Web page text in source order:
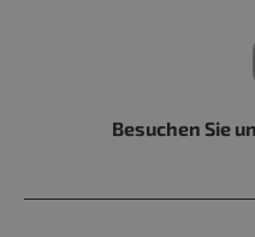
Besuchen Sie